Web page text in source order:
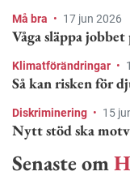
Må bra • 17 jun 2026
Våga släppa jobbet
Klimatförändringar •
Så kan risken för
Diskriminering • 15
Nytt stöd ska
Senaste om